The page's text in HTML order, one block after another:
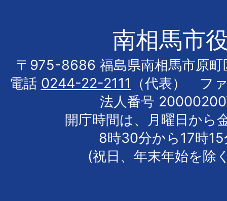
南相馬市
〒975-8686 福島県南相馬市原町
電話 0244-22-2111
（代表） フ
法人番号
開庁時間は、月曜日から
8時30分から17時
(祝日、年末年始を除